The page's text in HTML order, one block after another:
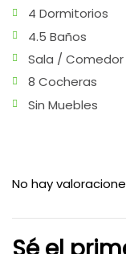
4 Dormitorios
4.5 Baños
Sala / Comedor
8 Cocheras
Sin Muebles
No hay